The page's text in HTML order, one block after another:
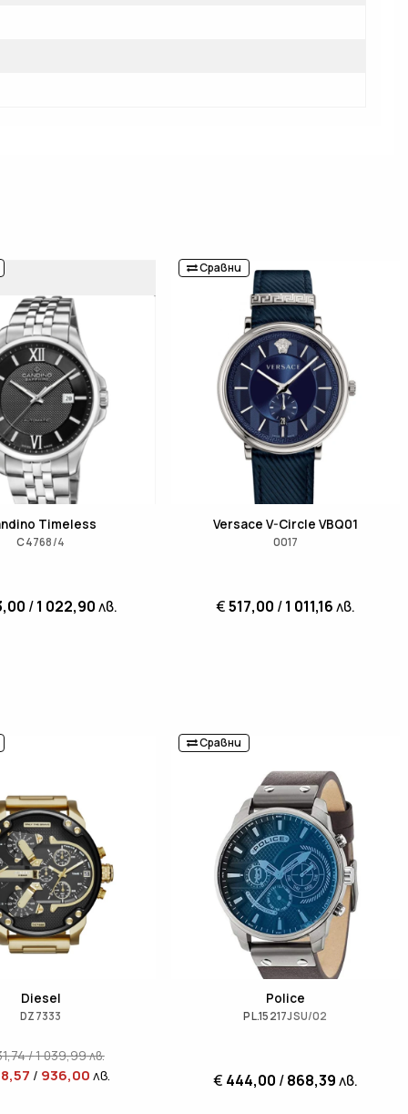
Timeless
C4768/4
/1 022,90лв.
Сравни
Versace V-Circle VBQ01
0017
€517,00 /1 011,16лв.
Diesel
DZ7333
/1 039,99лв.
/ 936,00лв.
Сравни
Police
PL.15217JSU/02
€ 444,00 /868,39лв.